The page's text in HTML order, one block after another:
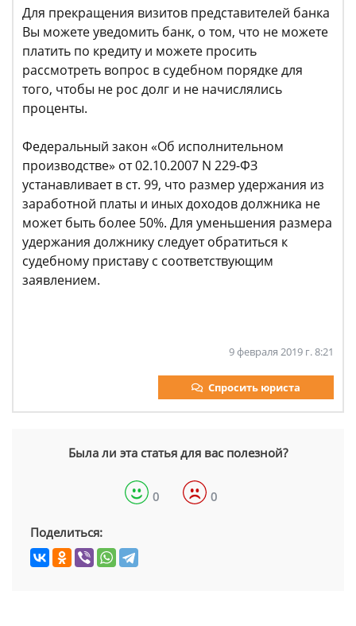
Для прекращения визитов представителей банка
Вы можете уведомить банк, о том, что не можете
платить по кредиту и можете просить
рассмотреть вопрос в судебном порядке для
того, чтобы не рос долг и не начислялись
проценты.
Федеральный закон «Об исполнительном
производстве» от 02.10.2007 N 229-ФЗ
устанавливает в ст. 99, что размер удержания из
заработной платы и иных доходов должника не
может быть более 50%. Для уменьшения размера
удержания должнику следует обратиться к
судебному приставу с соответствующим
заявлением.
9 февраля 2019 г. 8:21
Спросить юриста
Была ли эта статья для вас полезной?
0 0
Поделиться: